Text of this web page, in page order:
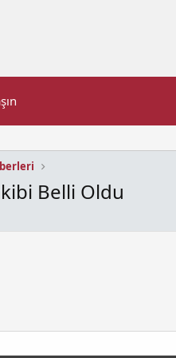
Belli Oldu